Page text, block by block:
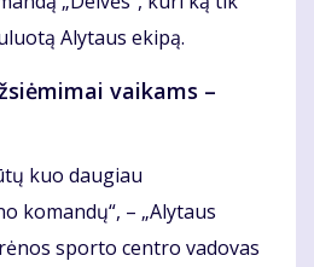
Alytaus ekipą.
vaikams –
kuo daugiau
komandų“, – „Alytaus
sporto centro vadovas